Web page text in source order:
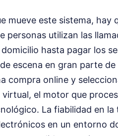
mueve este sistema, hay
personas utilizan las
hasta pagar los
escena en gran parte
compra online y
el motor que
La fiabilidad en la
en un entorno